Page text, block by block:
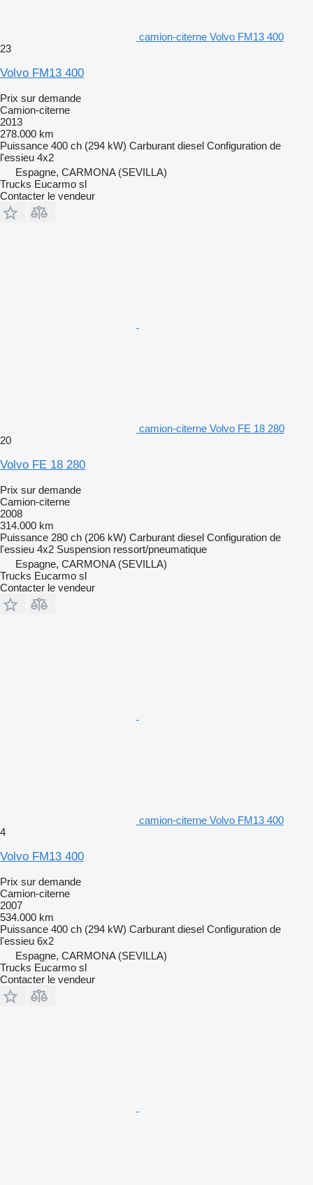
camion-citerne Volvo FM13 400
23
Volvo FM13 400
Prix sur demande
Camion-citerne
2013
278.000 km
Puissance 400 ch (294 kW) Carburant diesel Configuration de
l'essieu 4x2
Espagne, CARMONA (SEVILLA)
Trucks Eucarmo sl
Contacter le vendeur
camion-citerne Volvo FE 18 280
20
Volvo FE 18 280
Prix sur demande
Camion-citerne
2008
314.000 km
Puissance 280 ch (206 kW) Carburant diesel Configuration de
l'essieu 4x2 Suspension ressort/pneumatique
Espagne, CARMONA (SEVILLA)
Trucks Eucarmo sl
Contacter le vendeur
camion-citerne Volvo FM13 400
4
Volvo FM13 400
Prix sur demande
Camion-citerne
2007
534.000 km
Puissance 400 ch (294 kW) Carburant diesel Configuration de
l'essieu 6x2
Espagne, CARMONA (SEVILLA)
Trucks Eucarmo sl
Contacter le vendeur